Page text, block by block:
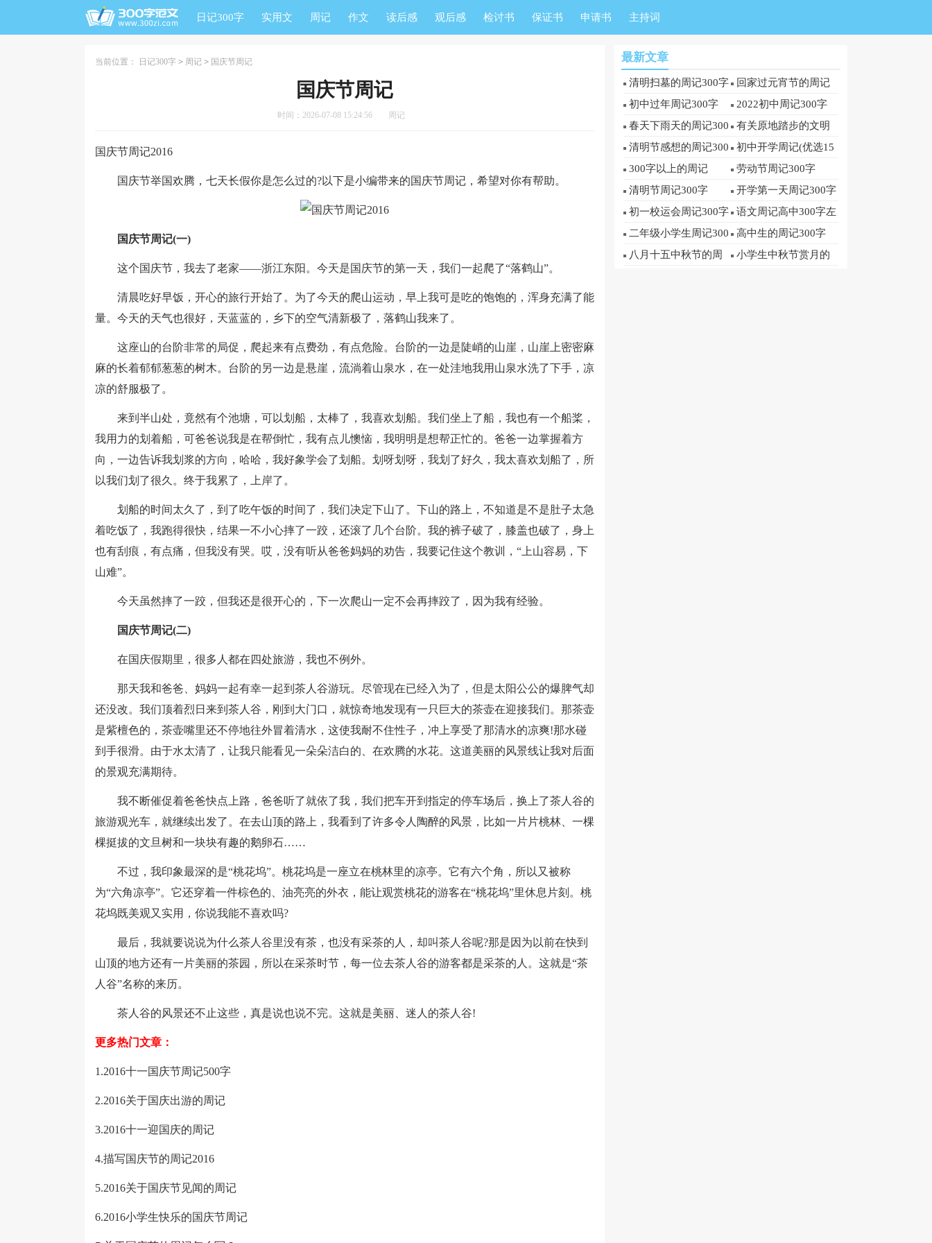
日记300字 实用文 周记 作文 读后感 观后感 检讨书 保证书 申请书 主持词
当前位置： 日记300字 > 周记 > 国庆节周记
国庆节周记
时间：2026-07-08 15:24:56 周记
国庆节周记2016
国庆节举国欢腾，七天长假你是怎么过的?以下是小编带来的国庆节周记，希望对你有帮助。
国庆节周记(一)
这个国庆节，我去了老家——浙江东阳。今天是国庆节的第一天，我们一起爬了“落鹤山”。
清晨吃好早饭，开心的旅行开始了。为了今天的爬山运动，早上我可是吃的饱饱的，浑身充满了能
量。今天的天气也很好，天蓝蓝的，乡下的空气清新极了，落鹤山我来了。
这座山的台阶非常的局促，爬起来有点费劲，有点危险。台阶的一边是陡峭的山崖，山崖上密密麻
麻的长着郁郁葱葱的树木。台阶的另一边是悬崖，流淌着山泉水，在一处洼地我用山泉水洗了下手，凉
凉的舒服极了。
来到半山处，竟然有个池塘，可以划船，太棒了，我喜欢划船。我们坐上了船，我也有一个船桨，
我用力的划着船，可爸爸说我是在帮倒忙，我有点儿懊恼，我明明是想帮正忙的。爸爸一边掌握着方
向，一边告诉我划浆的方向，哈哈，我好象学会了划船。划呀划呀，我划了好久，我太喜欢划船了，所
以我们划了很久。终于我累了，上岸了。
划船的时间太久了，到了吃午饭的时间了，我们决定下山了。下山的路上，不知道是不是肚子太急
着吃饭了，我跑得很快，结果一不小心摔了一跤，还滚了几个台阶。我的裤子破了，膝盖也破了，身上
也有刮痕，有点痛，但我没有哭。哎，没有听从爸爸妈妈的劝告，我要记住这个教训，“上山容易，下
山难”。
今天虽然摔了一跤，但我还是很开心的，下一次爬山一定不会再摔跤了，因为我有经验。
国庆节周记(二)
在国庆假期里，很多人都在四处旅游，我也不例外。
那天我和爸爸、妈妈一起有幸一起到茶人谷游玩。尽管现在已经入为了，但是太阳公公的爆脾气却
还没改。我们顶着烈日来到茶人谷，刚到大门口，就惊奇地发现有一只巨大的茶壶在迎接我们。那茶壶
是紫檀色的，茶壶嘴里还不停地往外冒着清水，这使我耐不住性子，冲上享受了那清水的凉爽!那水碰
到手很滑。由于水太清了，让我只能看见一朵朵洁白的、在欢腾的水花。这道美丽的风景线让我对后面
的景观充满期待。
我不断催促着爸爸快点上路，爸爸听了就依了我，我们把车开到指定的停车场后，换上了茶人谷的
旅游观光车，就继续出发了。在去山顶的路上，我看到了许多令人陶醉的风景，比如一片片桃林、一棵
棵挺拔的文旦树和一块块有趣的鹅卵石……
不过，我印象最深的是“桃花坞”。桃花坞是一座立在桃林里的凉亭。它有六个角，所以又被称
为“六角凉亭”。它还穿着一件棕色的、油亮亮的外衣，能让观赏桃花的游客在“桃花坞”里休息片刻。桃
花坞既美观又实用，你说我能不喜欢吗?
最后，我就要说说为什么茶人谷里没有茶，也没有采茶的人，却叫茶人谷呢?那是因为以前在快到
山顶的地方还有一片美丽的茶园，所以在采茶时节，每一位去茶人谷的游客都是采茶的人。这就是“茶
人谷”名称的来历。
茶人谷的风景还不止这些，真是说也说不完。这就是美丽、迷人的茶人谷!
更多热门文章：
1.2016十一国庆节周记500字
2.2016关于国庆出游的周记
3.2016十一迎国庆的周记
4.描写国庆节的周记2016
5.2016关于国庆节见闻的周记
6.2016小学生快乐的国庆节周记
最新文章
清明扫墓的周记300字
回家过元宵节的周记
范文300字（通用38
篇）
初中过年周记300字
（通用43篇）
2022初中周记300字
（通用23篇）
春天下雨天的周记300
字
有关原地踏步的文明
的300字周记
清明节感想的周记300
字
初中开学周记(优选15
篇)
300字以上的周记
劳动节周记300字
清明节周记300字
开学第一天周记300字
初一校运会周记300字
语文周记高中300字左
右
二年级小学生周记300
字
高中生的周记300字
（精选41篇）
八月十五中秋节的周
小学生中秋节赏月的